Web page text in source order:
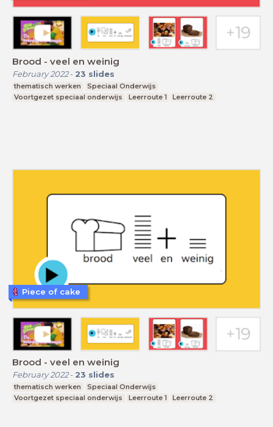
Brood - veel en weinig
February 2022- 23 slides
thematisch werken
Speciaal Onderwijs
Voortgezet speciaal onderwijs
Leerroute 1 Leerroute 2
Brood - veel en weinig
February 2022- 23 slides
thematisch werken
Speciaal Onderwijs
Voortgezet speciaal onderwijs
Leerroute 1 Leerroute 2
Piece of cake